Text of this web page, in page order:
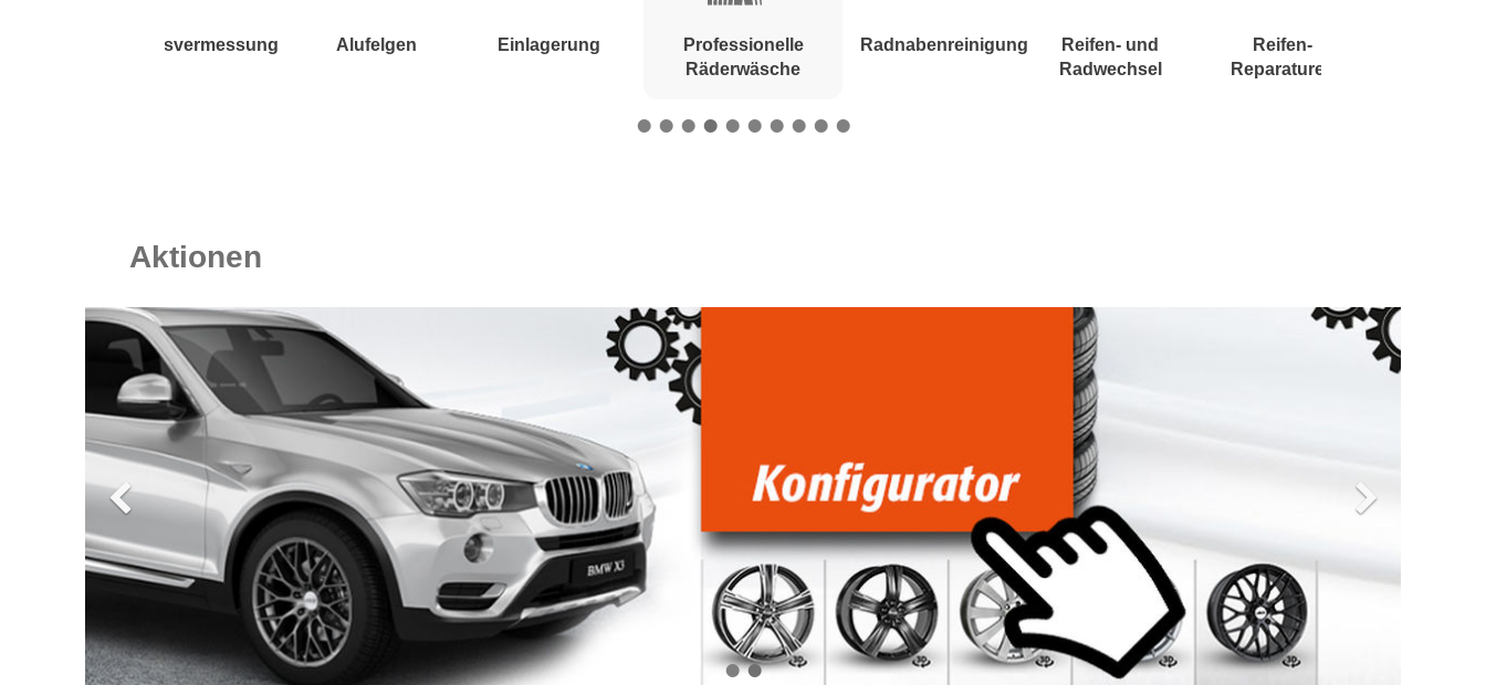
Achsvermessung Alufelgen Einlagerung
Professionelle
Räderwäsche
Radnabenreinigung
Reifen- und
Radwechsel
Reifen-
Reparaturen
Aktionen